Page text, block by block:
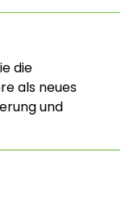
die
als neues
und